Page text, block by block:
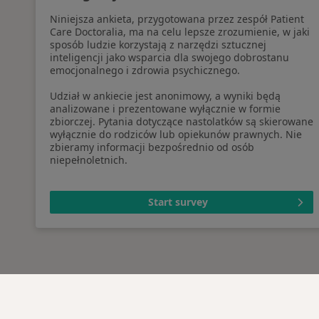
Niniejsza ankieta, przygotowana przez zespół Patient
Care Doctoralia, ma na celu lepsze zrozumienie, w jaki
sposób ludzie korzystają z narzędzi sztucznej
inteligencji jako wsparcia dla swojego dobrostanu
emocjonalnego i zdrowia psychicznego.
Udział w ankiecie jest anonimowy, a wyniki będą
analizowane i prezentowane wyłącznie w formie
zbiorczej. Pytania dotyczące nastolatków są skierowane
wyłącznie do rodziców lub opiekunów prawnych. Nie
zbieramy informacji bezpośrednio od osób
niepełnoletnich.
Start survey